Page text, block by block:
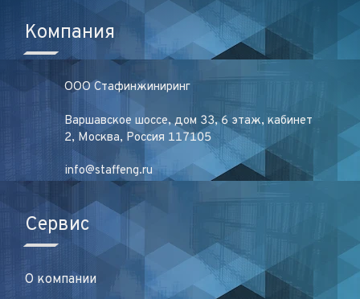
Компания
ООО Стафинжиниринг
Варшавское шоссе, дом 33, 6 этаж, кабинет
2, Москва, Россия 117105
info@staffeng.ru
Сервис
О компании